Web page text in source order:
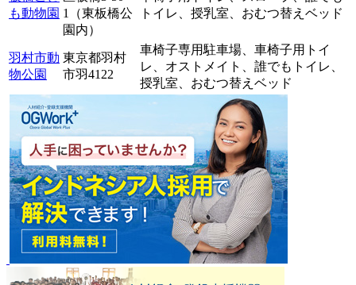
も動物園 1（東板橋公
園内）
トイレ、 授乳室、 おむつ替えベッド
羽村市動
物公園
東京都羽村
市羽4122
車椅子専用駐車場、 車椅子用トイ
レ、 オストメイト、 誰でもトイレ、
授乳室、 おむつ替えベッド